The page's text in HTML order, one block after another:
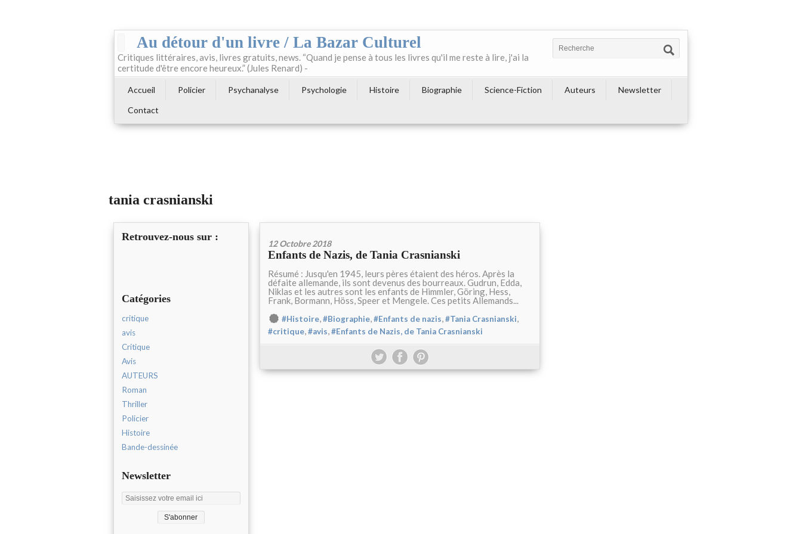
Au détour d'un livre / La Bazar Culturel
Critiques littéraires, avis, livres gratuits, news. “Quand je pense à tous les livres qu'il me reste à lire, j'ai la
certitude d'être encore heureux.” (Jules Renard) -
Accueil Policier Psychanalyse Psychologie Histoire Biographie Science-Fiction Auteurs
Newsletter
Contact
tania crasnianski
Retrouvez-nous sur :
Catégories
critique
avis
Critique
Avis
AUTEURS
Roman
Thriller
Policier
Histoire
Bande-dessinée
Newsletter
12 Octobre 2018
Enfants de Nazis, de Tania Crasnianski
Résumé : Jusqu'en 1945, leurs pères étaient des héros. Après la
défaite allemande, ils sont devenus des bourreaux. Gudrun, Edda,
Niklas et les autres sont les enfants de Himmler, Göring, Hess,
Frank, Bormann, Höss, Speer et Mengele. Ces petits Allemands...
#Histoire,#Biographie,#Enfants de nazis,#Tania Crasnianski,
#critique,#avis,#Enfants de Nazis, de Tania Crasnianski